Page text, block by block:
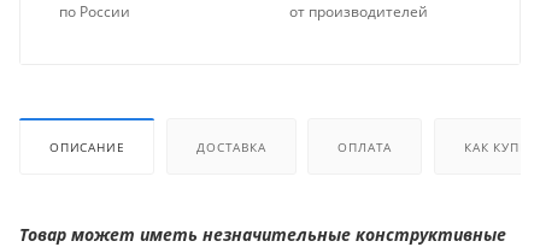
по России
от производителей
ОПИСАНИЕ ДОСТАВКА ОПЛАТА КАК
Товар может иметь незначительные конструктивные